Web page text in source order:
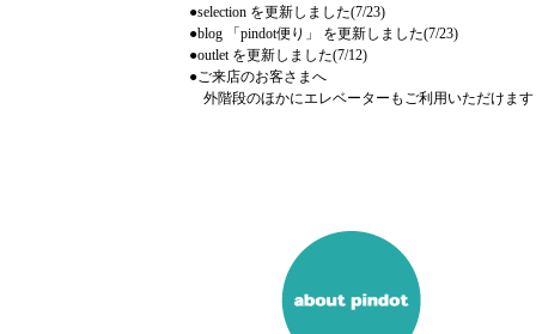
●selection を更新しました(7/23)
●blog 「pindot便り」 を更新しました(7/23)
●outlet を更新しました(7/12)
●ご来店のお客さまへ
外階段のほかにエレベーターもご利用いただけます